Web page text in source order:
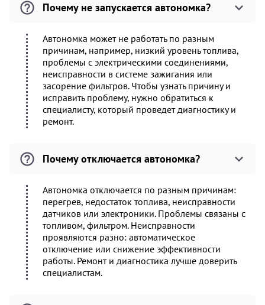
Почему не запускается автономка?
Автономка может не работать по разным
причинам, например, низкий уровень топлива,
проблемы с электрическими соединениями,
неисправности в системе зажигания или
засорение фильтров. Чтобы узнать причину и
исправить проблему, нужно обратиться к
специалисту, который проведет диагностику и
ремонт.
Почему отключается автономка?
Автономка отключается по разным причинам:
перегрев, недостаток топлива, неисправности
датчиков или электроники. Проблемы связаны с
топливом, фильтром. Неисправности
проявляются разно: автоматическое
отключение или снижение эффективности
работы. Ремонт и диагностика лучше доверить
специалистам.